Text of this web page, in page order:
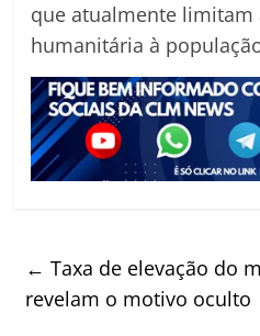
que atualmente limitam
humanitária à
← Taxa de elevação do
revelam o motivo oculto